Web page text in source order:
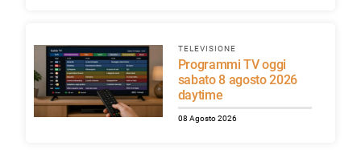
TELEVISIONE
Programmi TV oggi
sabato 8 agosto 2026
daytime
08 Agosto 2026